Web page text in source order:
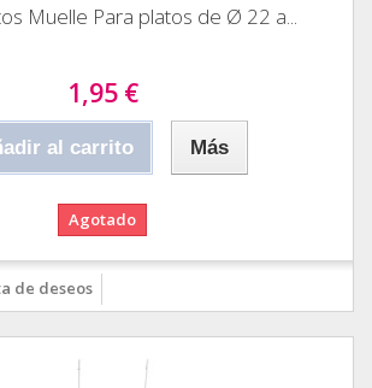
Muelle Para platos de Ø 22 a...
1,95 €
al carrito Más
Agotado
de deseos